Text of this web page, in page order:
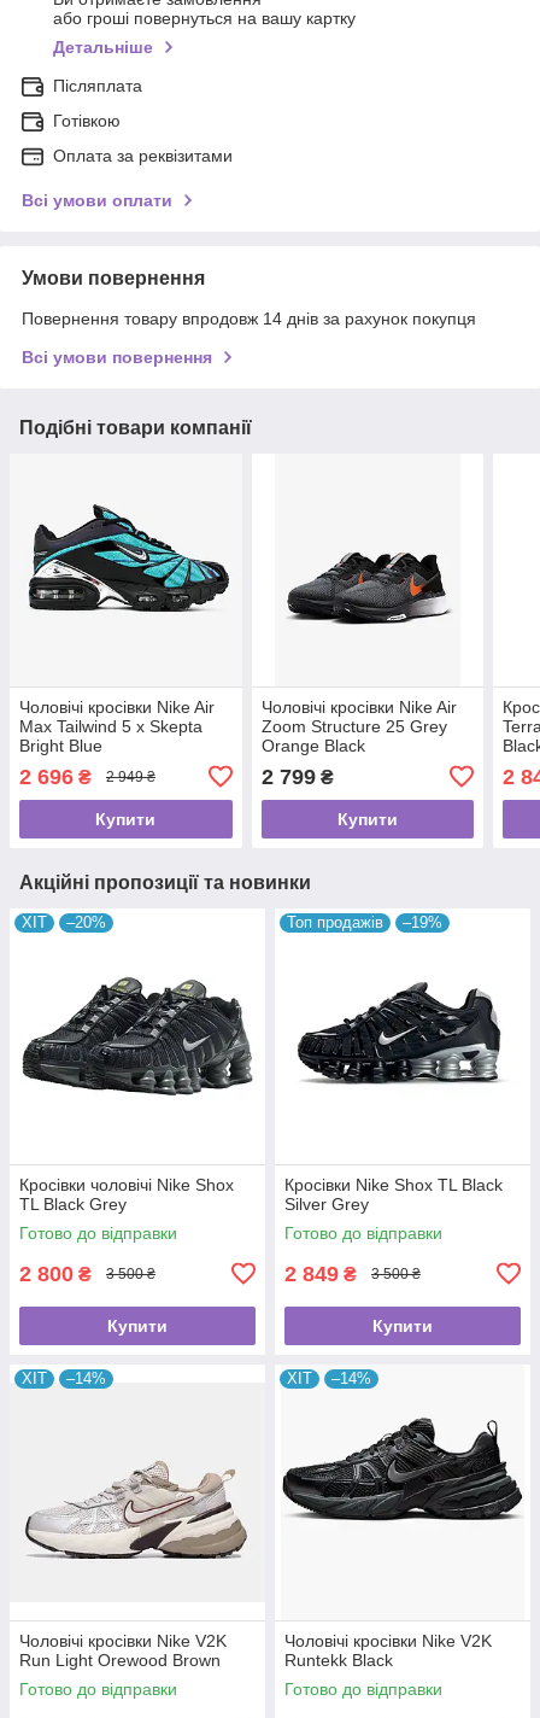
або гроші повернуться на вашу картку
Детальніше
Післяплата
Готівкою
Оплата за реквізитами
Всі умови оплати
Умови повернення
Повернення товару впродовж 14 днів за рахунок покупця
Всі умови повернення
Подібні товари компанії
Чоловічі кросівки Nike Air
Max Tailwind 5 x Skepta
Bright Blue
2 696 ₴ 2 949 ₴
Купити
Чоловічі кросівки Nike Air
Zoom Structure 25 Grey
Orange Black
2 799₴
Купити
2
Акційні пропозиції та новинки
ХІТ –20%
Кросівки чоловічі Nike Shox
TL Black Grey
Готово до відправки
2 800 ₴ 3 500 ₴
Купити
Топ продажів –19%
Кросівки Nike Shox TL Black
Silver Grey
Готово до відправки
2 849 ₴ 3 500 ₴
Купити
ХІТ –14%
Чоловічі кросівки Nike V2K
Run Light Orewood Brown
Готово до відправки
ХІТ –14%
Чоловічі кросівки Nike V2K
Runtekk Black
Готово до відправки